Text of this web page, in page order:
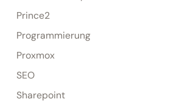
Prince2
Programmierung
Proxmox
SEO
Sharepoint